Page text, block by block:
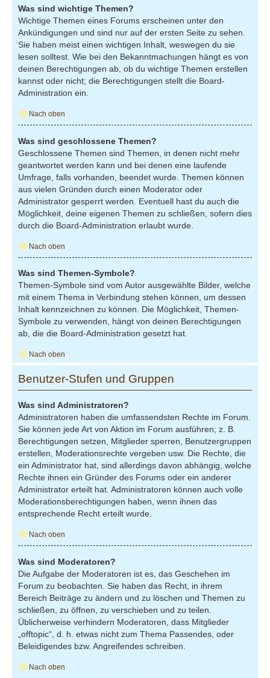
Was sind wichtige Themen?
Wichtige Themen eines Forums erscheinen unter den
Ankündigungen und sind nur auf der ersten Seite zu sehen.
Sie haben meist einen wichtigen Inhalt, weswegen du sie
lesen solltest. Wie bei den Bekanntmachungen hängt es von
deinen Berechtigungen ab, ob du wichtige Themen erstellen
kannst oder nicht; die Berechtigungen stellt die Board-
Administration ein.
Nach oben
Was sind geschlossene Themen?
Geschlossene Themen sind Themen, in denen nicht mehr
geantwortet werden kann und bei denen eine laufende
Umfrage, falls vorhanden, beendet wurde. Themen können
aus vielen Gründen durch einen Moderator oder
Administrator gesperrt werden. Eventuell hast du auch die
Möglichkeit, deine eigenen Themen zu schließen, sofern dies
durch die Board-Administration erlaubt wurde.
Nach oben
Was sind Themen-Symbole?
Themen-Symbole sind vom Autor ausgewählte Bilder, welche
mit einem Thema in Verbindung stehen können, um dessen
Inhalt kennzeichnen zu können. Die Möglichkeit, Themen-
Symbole zu verwenden, hängt von deinen Berechtigungen
ab, die die Board-Administration gesetzt hat.
Nach oben
Benutzer-Stufen und Gruppen
Was sind Administratoren?
Administratoren haben die umfassendsten Rechte im Forum.
Sie können jede Art von Aktion im Forum ausführen; z. B.
Berechtigungen setzen, Mitglieder sperren, Benutzergruppen
erstellen, Moderationsrechte vergeben usw. Die Rechte, die
ein Administrator hat, sind allerdings davon abhängig, welche
Rechte ihnen ein Gründer des Forums oder ein anderer
Administrator erteilt hat. Administratoren können auch volle
Moderationsberechtigungen haben, wenn ihnen das
entsprechende Recht erteilt wurde.
Nach oben
Was sind Moderatoren?
Die Aufgabe der Moderatoren ist es, das Geschehen im
Forum zu beobachten. Sie haben das Recht, in ihrem
Bereich Beiträge zu ändern und zu löschen und Themen zu
schließen, zu öffnen, zu verschieben und zu teilen.
Üblicherweise verhindern Moderatoren, dass Mitglieder
„offtopic“, d. h. etwas nicht zum Thema Passendes, oder
Beleidigendes bzw. Angreifendes schreiben.
Nach oben